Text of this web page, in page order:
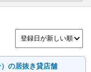
の居抜き貸店舗